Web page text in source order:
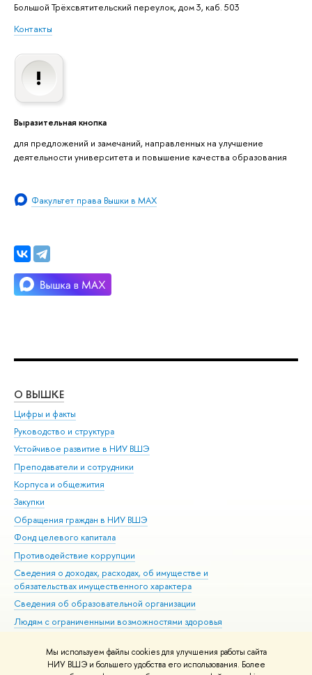
Мы используем файлы cookies для улучшения работы сайта
НИУ ВШЭ и большего удобства его использования. Более
Большой Трёхсвятительский переулок, дом 3, каб. 503
Контакты
Выразительная кнопка
для предложений и замечаний, направленных на улучшение
деятельности университета и повышение качества образования
Факультет права Вышки в MAX
О ВЫШКЕ
Цифры и факты
Руководство и структура
Устойчивое развитие в НИУ ВШЭ
Преподаватели и сотрудники
Корпуса и общежития
Закупки
Обращения граждан в НИУ ВШЭ
Фонд целевого капитала
Противодействие коррупции
Сведения о доходах, расходах, об имуществе и
обязательствах имущественного характера
Сведения об образовательной организации
Людям с ограниченными возможностями здоровья
Работа в Вышке